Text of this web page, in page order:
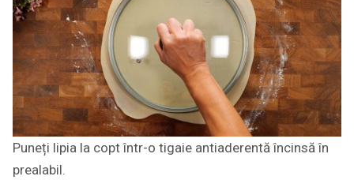
Puneți lipia la copt într-o tigaie antiaderentă încinsă în
prealabil.